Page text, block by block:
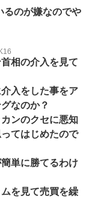
るのが嫌なのでや
相の介入を見て
入をした事をア
なのか？
ンのクセに悪知
てはじめたので
単に勝てるわけ
を見て売買を繰